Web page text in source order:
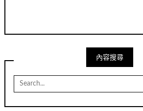
內容搜尋
Search
for: